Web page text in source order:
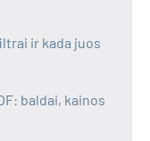
ir kada juos
baldai, kainos